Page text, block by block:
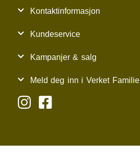
Kontaktinformasjon
Kundeservice
Kampanjer & salg
Meld deg inn i Verket Familie